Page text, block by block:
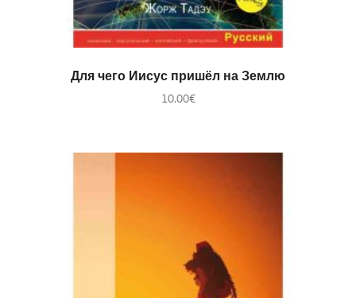
В КОРЗИНУ
Для чего Иисус пришёл на Землю
10.00€